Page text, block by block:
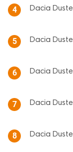
4 Dacia
5 Dacia
6 Dacia
7 Dacia
8 Dacia